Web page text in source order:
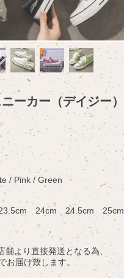
ーカー（デイジー）
/ Pink / Green
24cm 24.5cm 25cm
舗より直接発送となる為、
お届け致します。